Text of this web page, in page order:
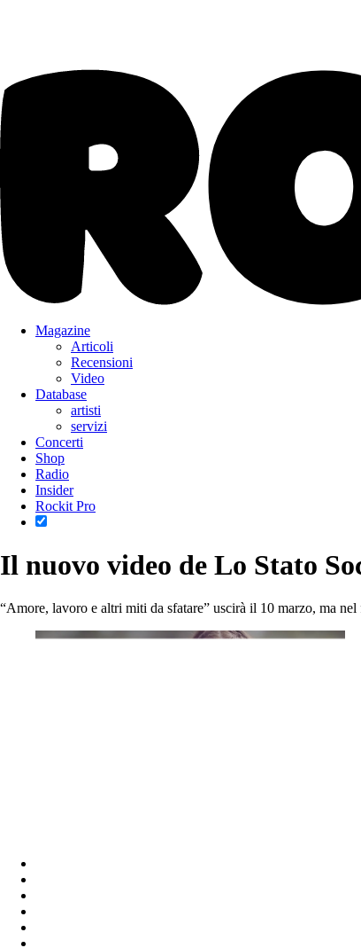
Magazine
Articoli
Recensioni
Video
Database
artisti
servizi
Concerti
Shop
Radio
Insider
Rockit Pro
Il nuovo video de Lo Stato
“Amore, lavoro e altri miti da sfatare” uscirà il 10 marzo, ma